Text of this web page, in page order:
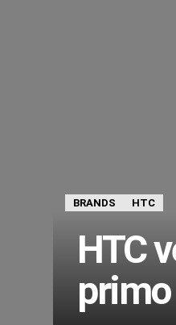
BRANDS HTC
HTC